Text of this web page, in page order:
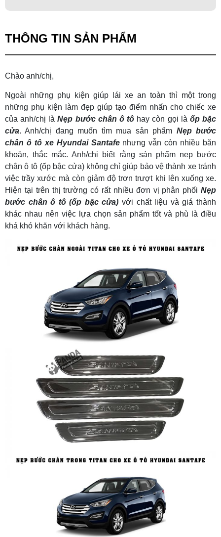
THÔNG TIN SẢN PHẨM
Chào anh/chị,
Ngoài những phụ kiện giúp lái xe an toàn thì một trong
những phụ kiện làm đẹp giúp tạo điểm nhấn cho chiếc xe
của anh/chị làNẹp bước chân ô tô hay còn gọi là ốp bậc
cửa. Anh/chị đang muốn tìm mua sản phẩm Nẹp bước
chân ô tô xe Hyundai Santafenhưng vẫn còn nhiều băn
khoăn, thắc mắc. Anh/chị biết rằng sản phẩm nẹp bước
chân ô tô (ốp bậc cửa) không chỉ giúp bảo vệ thành xe tránh
việc trầy xước mà còn giảm độ trơn trượt khi lên xuống xe.
Hiện tại trên thị trường có rất nhiều đơn vị phân phối Nẹp
bước chân ô tô (ốp bậc cửa) với chất liệu và giá thành
khác nhau nên việc lựa chọn sản phẩm tốt và phù là điều
khá khó khăn với khách hàng.